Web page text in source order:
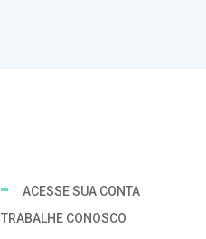
ACESSE SUA CONTA
TRABALHE CONOSCO